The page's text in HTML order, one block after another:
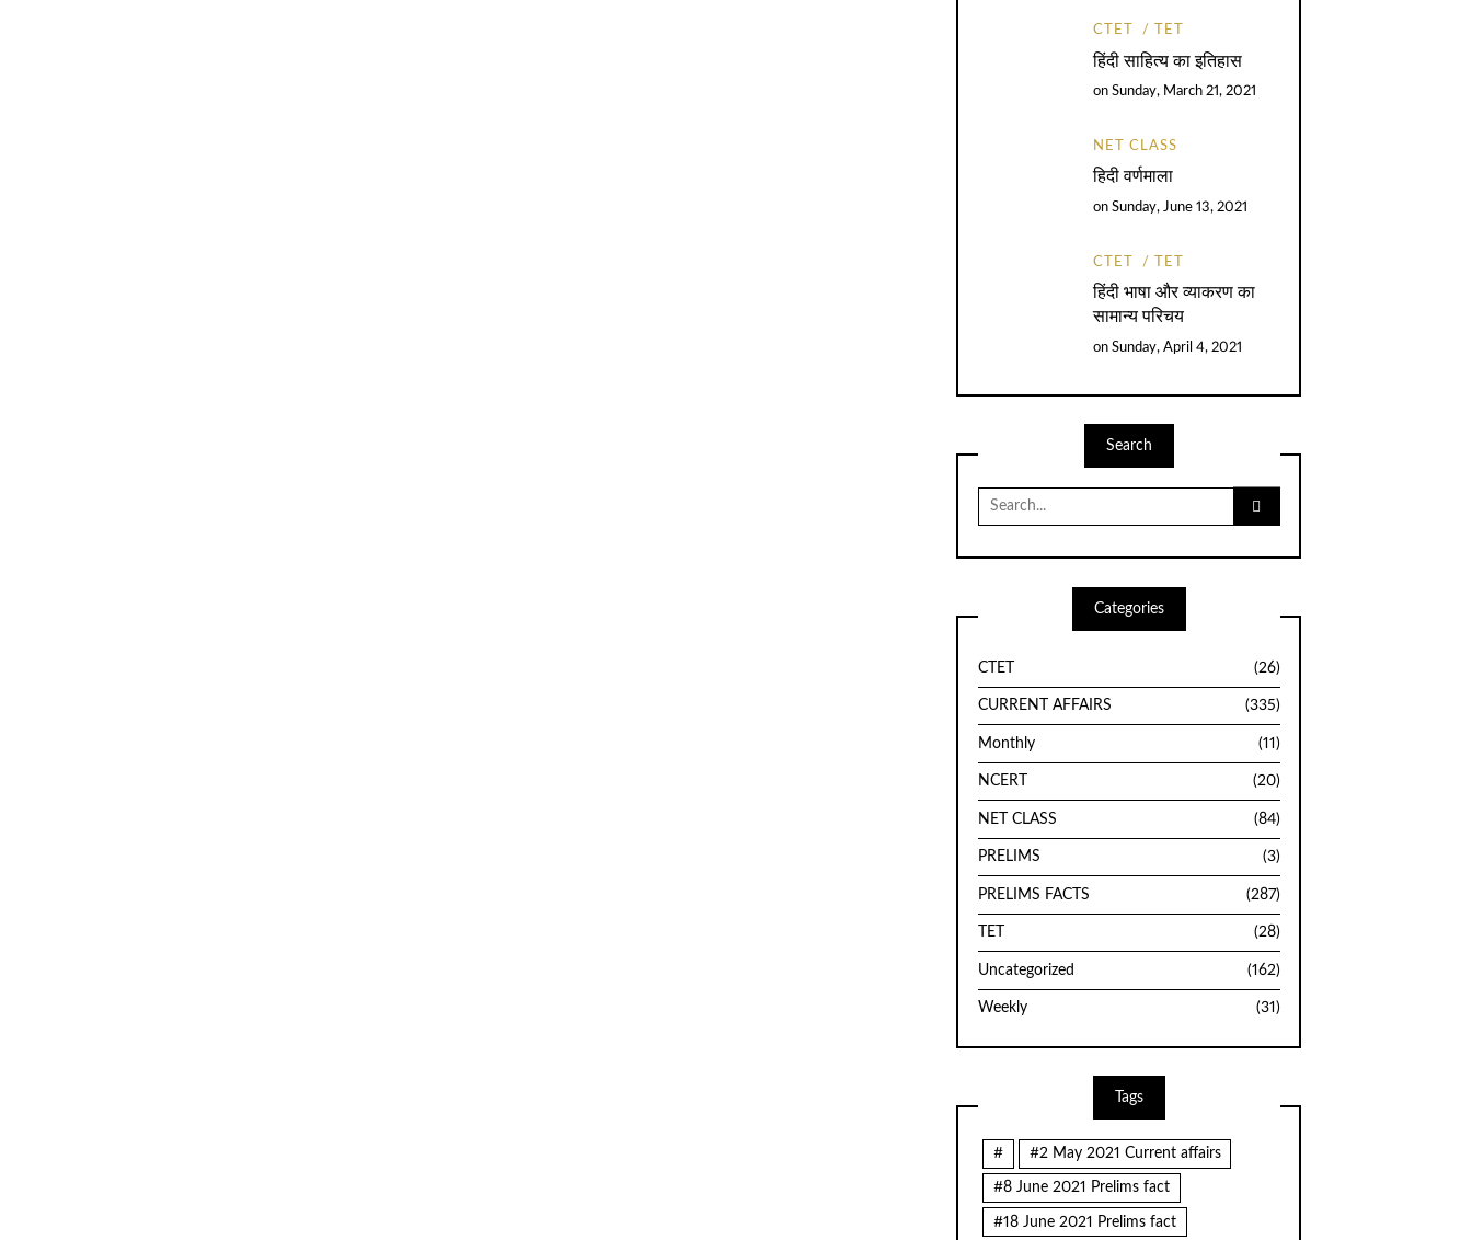
CTET TET
हिंदी साहित्य का इतिहास
on Sunday, March 21, 2021
NET CLASS
हिदी वर्णमाला
on Sunday, June 13, 2021
CTET TET
हिंदी भाषा और व्याकरण का
सामान्य परिचय
on Sunday, April 4, 2021
Search
Search
for:
Categories
CTET (26)
CURRENT AFFAIRS (335)
Monthly (11)
NCERT (20)
NET CLASS (84)
PRELIMS (3)
PRELIMS FACTS (287)
TET (28)
Uncategorized (162)
Weekly (31)
Tags
# #2 May 2021 Current affairs
#8 June 2021 Prelims fact
#18 June 2021 Prelims fact